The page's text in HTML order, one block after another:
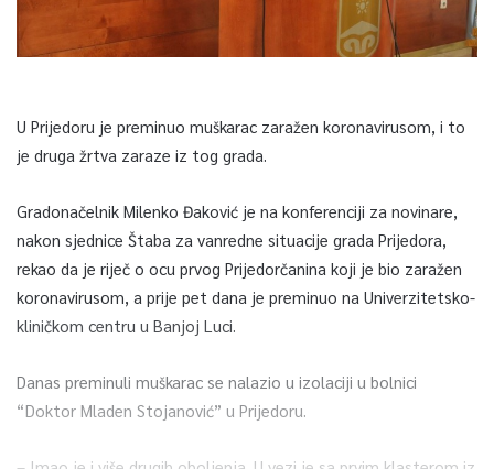
U Prijedoru je preminuo muškarac zaražen koronavirusom, i to
je druga žrtva zaraze iz tog grada.
Gradonačelnik Milenko Đaković je na konferenciji za novinare,
nakon sjednice Štaba za vanredne situacije grada Prijedora,
rekao da je riječ o ocu prvog Prijedorčanina koji je bio zaražen
koronavirusom, a prije pet dana je preminuo na Univerzitetsko-
kliničkom centru u Banjoj Luci.
Danas preminuli muškarac se nalazio u izolaciji u bolnici
“Doktor Mladen Stojanović” u Prijedoru.